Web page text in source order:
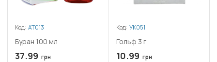
Код: АТ013
Буран 100 мл
37.99 грн
Код: УК051
Гольф 3 г
10.99 грн